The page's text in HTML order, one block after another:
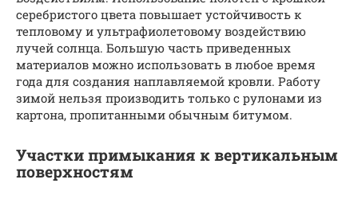
серебристого цвета повышает устойчивость к
тепловому и ультрафиолетовому воздействию
лучей солнца. Большую часть приведенных
материалов можно использовать в любое время
года для создания наплавляемой кровли. Работу
зимой нельзя производить только с рулонами из
картона, пропитанными обычным битумом.
Участки примыкания к вертикальным
поверхностям